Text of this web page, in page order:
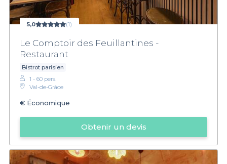
5,0 (1)
Le Comptoir des Feuillantines -
Restaurant
Bistrot parisien
1 - 60 pers.
Val-de-Grâce
€ Économique
Obtenir un devis